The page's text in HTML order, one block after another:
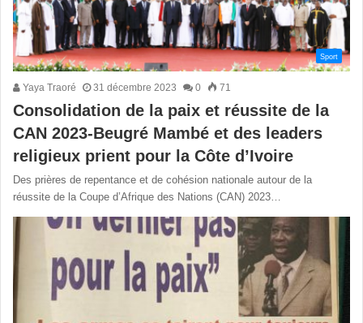
Sport
Yaya Traoré 31 décembre 2023 0 71
Consolidation de la paix et réussite de la
CAN 2023-Beugré Mambé et des leaders
religieux prient pour la Côte d’Ivoire
Des prières de repentance et de cohésion nationale autour de la
réussite de la Coupe d’Afrique des Nations (CAN) 2023…